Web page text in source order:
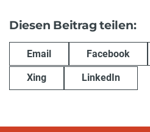
Diesen Beitrag teilen:
Email Facebook
Xing LinkedIn